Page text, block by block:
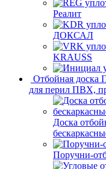
Реалит
ДОКСАЛ
KRAUSS
Отбойная доска
для перил ПВХ,
Доска
Поручни-